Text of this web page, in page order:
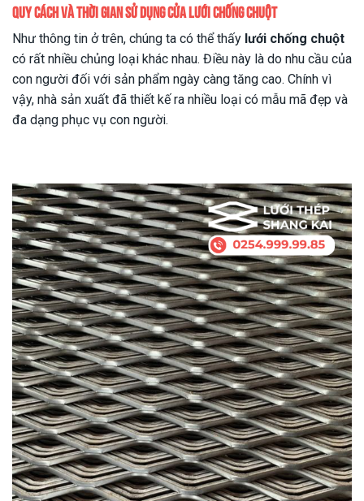
Quy cách và thời gian sử dụng cửa lưới chống chuột
Như thông tin ở trên, chúng ta có thể thấy lưới chống chuột
có rất nhiều chủng loại khác nhau. Điều này là do nhu cầu của
con người đối với sản phẩm ngày càng tăng cao. Chính vì
vậy, nhà sản xuất đã thiết kế ra nhiều loại có mẫu mã đẹp và
đa dạng phục vụ con người.